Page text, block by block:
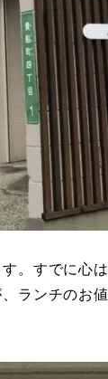
。すでに心
ランチのお